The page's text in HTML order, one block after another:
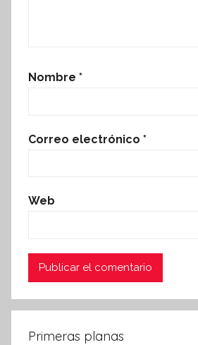
Nombre *
Correo electrónico *
Web
Primeras planas